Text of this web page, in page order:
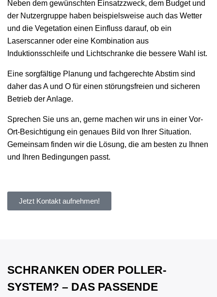
Neben dem gewünschten Einsatzzweck, dem Budget und
der Nutzergruppe haben beispielsweise auch das Wetter
und die Vegetation einen Einfluss darauf, ob ein
Laserscanner oder eine Kombination aus
Induktionsschleife und Lichtschranke die bessere Wahl ist.
Eine sorgfältige Planung und fachgerechte Abstim sind
daher das A und O für einen störungsfreien und sicheren
Betrieb der Anlage.
Sprechen Sie uns an, gerne machen wir uns in einer Vor-
Ort-Besichtigung ein genaues Bild von Ihrer Situation.
Gemeinsam finden wir die Lösung, die am besten zu Ihnen
und Ihren Bedingungen passt.
Jetzt Kontakt aufnehmen!
SCHRANKEN ODER POLLER-
SYSTEM? – DAS PASSENDE